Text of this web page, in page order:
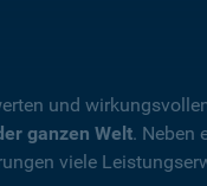
und
ganzen Welt. Neben
viele